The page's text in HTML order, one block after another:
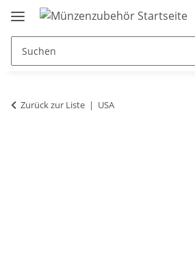
Zurück zur Liste USA